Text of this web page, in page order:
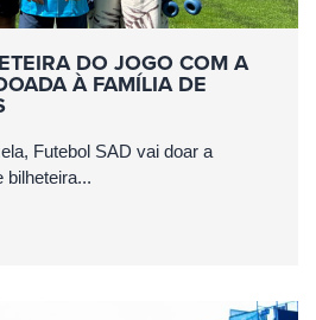
DO JOGO COM A
À FAMÍLIA DE
Futebol SAD vai doar a
bilheteira...